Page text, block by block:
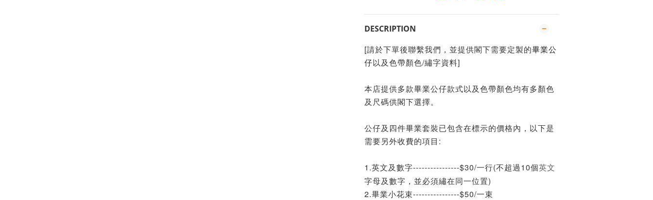
DESCRIPTION
[請於下單後聯繫我們，並提供閣下需要定製的畢業公
仔以及色帶顏色/繡字資料]
本店提供多款畢業公仔款式以及色帶顏色均有多顏色
及尺碼供閣下選擇。
公仔及四件畢業套裝已包含在標示的價格內，以下是
需要另外收費的項目:
1.英文及數字----------------$30/一行(不超過10個英文
字母及數字 ，並必須繡在同一位置)
2.畢業小花束----------------$50/一束